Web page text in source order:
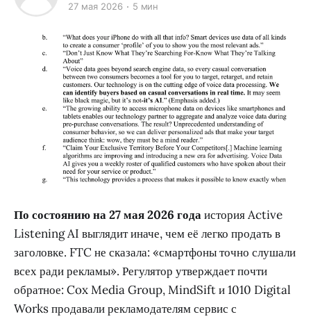
27 мая 2026 5 мин
По состоянию на 27 мая 2026 годаистория Active
Listening AI выглядит иначе, чем её легко продать в
заголовке. FTC не сказала: «смартфоны точно слушали
всех ради рекламы». Регулятор утверждает почти
обратное: Cox Media Group, MindSift и 1010 Digital
Works продавали рекламодателям сервис с